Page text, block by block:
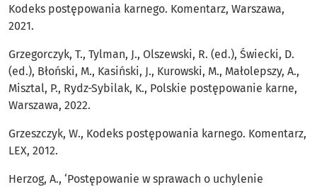
Kodeks postępowania karnego. Komentarz, Warszawa,
2021.
Grzegorczyk, T., Tylman, J., Olszewski, R. (ed.), Świecki, D.
(ed.), Błoński, M., Kasiński, J., Kurowski, M., Małolepszy, A.,
Misztal, P., Rydz-Sybilak, K., Polskie postępowanie karne,
Warszawa, 2022.
Grzeszczyk, W., Kodeks postępowania karnego. Komentarz,
LEX, 2012.
Herzog, A., ‘Postępowanie w sprawach o uchylenie